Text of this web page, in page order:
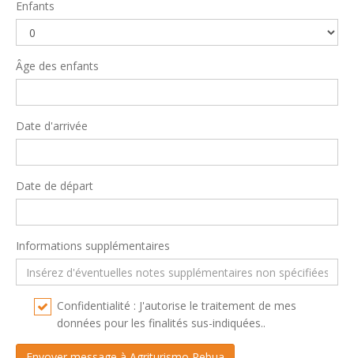
Enfants
Âge des enfants
Date d'arrivée
Date de départ
Informations supplémentaires
Confidentialité : J'autorise le traitement de mes
données pour les finalités sus-indiquées..